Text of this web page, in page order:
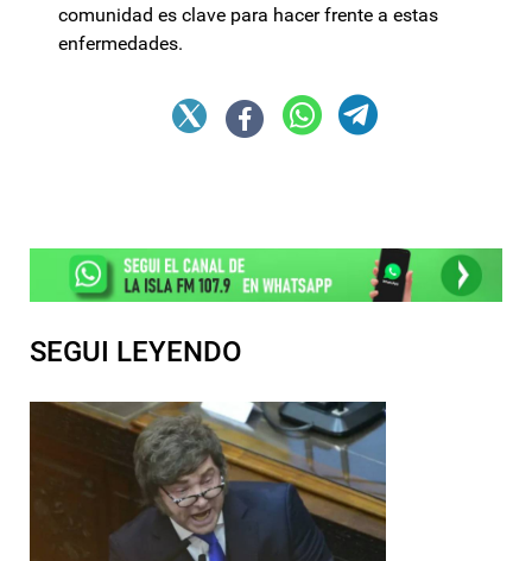
comunidad es clave para hacer frente a estas
enfermedades.
SEGUI LEYENDO